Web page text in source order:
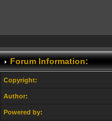
Forum Information:
Copyright:
Author:
Powered by: